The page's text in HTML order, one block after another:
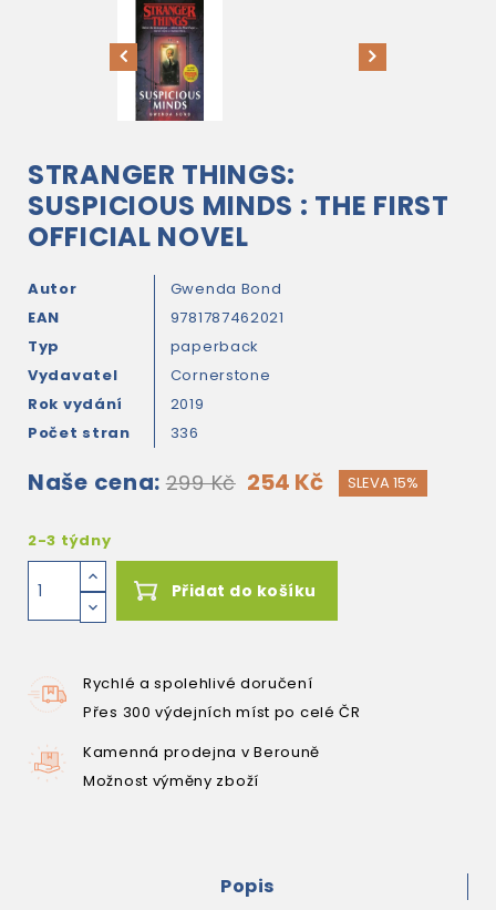
STRANGER THINGS:
SUSPICIOUS MINDS : THE FIRST
OFFICIAL NOVEL
Autor
Gwenda Bond
EAN
9781787462021
Typ
paperback
Vydavatel
Cornerstone
Rok vydání
2019
Počet stran
336
Naše cena: 299 Kč 254 Kč SLEVA 15%
2-3 týdny
Přidat do košíku
Rychlé a spolehlivé doručení
Přes 300 výdejních míst po celé ČR
Kamenná prodejna v Berouně
Možnost výměny zboží
Popis